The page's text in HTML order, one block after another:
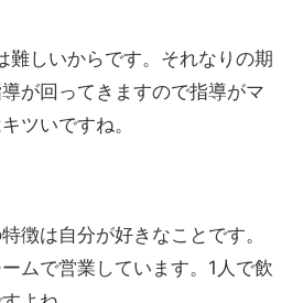
難しいからです。それなりの期
が回ってきますので指導がマ
ツいですね。
徴は自分が好きなことです。
ムで営業しています。1人で飲